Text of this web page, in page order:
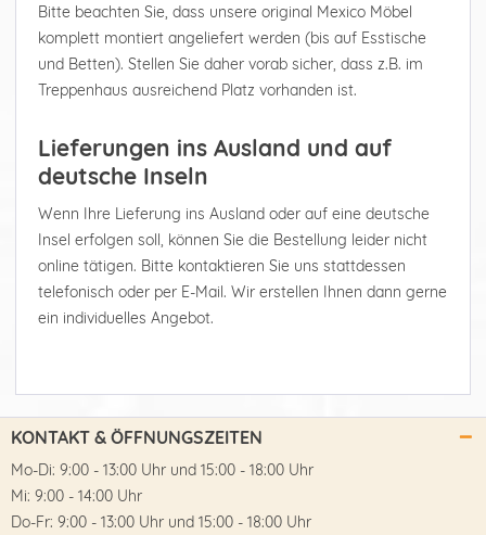
Bitte beachten Sie, dass unsere original Mexico Möbel
komplett montiert angeliefert werden (bis auf Esstische
und Betten). Stellen Sie daher vorab sicher, dass z.B. im
Treppenhaus ausreichend Platz vorhanden ist.
Lieferungen ins Ausland und auf
deutsche Inseln
Wenn Ihre Lieferung ins Ausland oder auf eine deutsche
Insel erfolgen soll, können Sie die Bestellung leider nicht
online tätigen. Bitte kontaktieren Sie uns stattdessen
telefonisch oder per E-Mail. Wir erstellen Ihnen dann gerne
ein individuelles Angebot.
KONTAKT & ÖFFNUNGSZEITEN
Mo-Di: 9:00 - 13:00 Uhr und 15:00 - 18:00 Uhr
Mi: 9:00 - 14:00 Uhr
Do-Fr: 9:00 - 13:00 Uhr und 15:00 - 18:00 Uhr